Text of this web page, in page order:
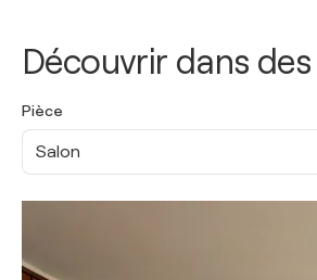
Découvrir dans
Pièce
Salon